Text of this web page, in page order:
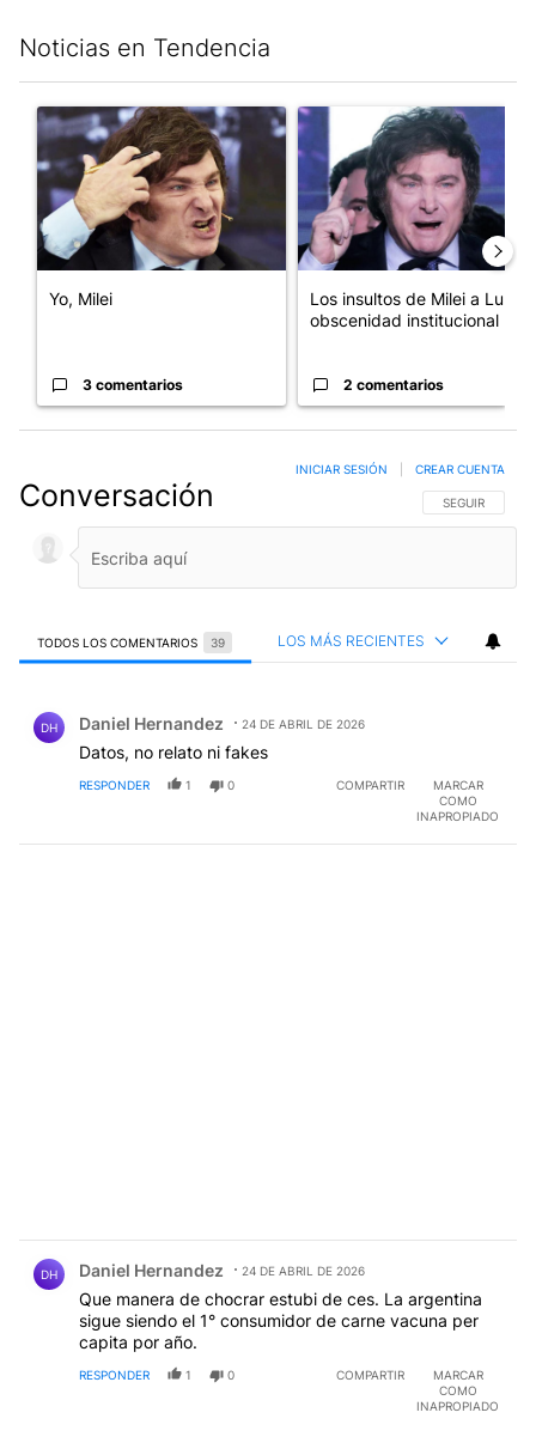
Noticias en Tendencia
Un artículo de tendencia con el título "Yo, Milei" con 3
Yo, Milei
3 comentarios
Un artículo de tendencia con
Los insultos de Milei a Lula:
obscenidad institucional
2 comentarios
Conversación SIGA ESTA
SEGUIR
INICIAR SESIÓN CREAR CUENTA
TODOS LOS COMENTARIOS 39 LOS MÁS RECIENTES
DH Daniel Hernandez 24 DE ABRIL DE 2026
Datos, no relato ni fakes
RESPONDER 1 0 COMPARTIR
MARCAR
COMO
INAPROPIADO
DH Daniel Hernandez 24 DE ABRIL DE 2026
Que manera de chocrar estubi de ces. La argentina
sigue siendo el 1° consumidor de carne vacuna per
capita por año.
RESPONDER 1 0 COMPARTIR
MARCAR
COMO
INAPROPIADO